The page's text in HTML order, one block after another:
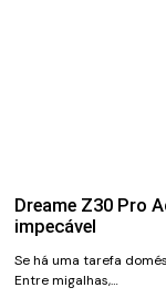
Dreame Z30 Pro
impecável
Se há uma tarefa
Entre migalhas,…